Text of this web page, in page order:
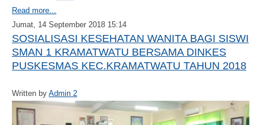
Read more...
Jumat, 14 September 2018 15:14
SOSIALISASI KESEHATAN WANITA BAGI SISWI
SMAN 1 KRAMATWATU BERSAMA DINKES
PUSKESMAS KEC.KRAMATWATU TAHUN 2018
Written by Admin 2